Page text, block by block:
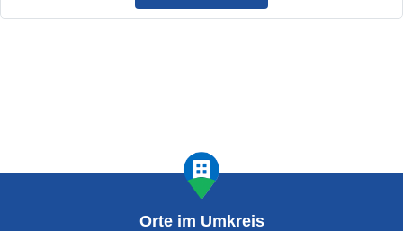
Orte im Umkreis